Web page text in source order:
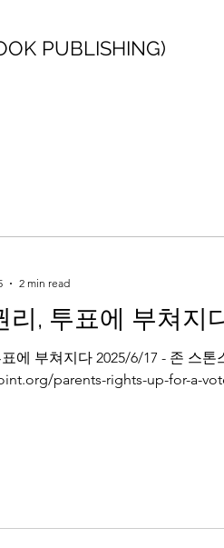
PUBLISHING)
리, 투표에 부쳐지
에 부쳐지다 2025/6/17 - 존 스
parents-rights-up-for-a-
2 min read